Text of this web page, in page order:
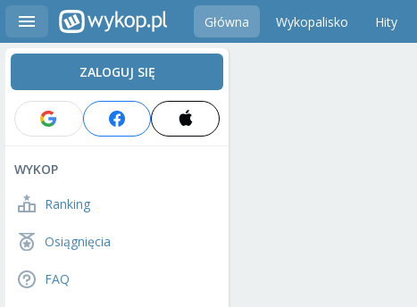
Główna Wykopalisko Hity
ZALOGUJ SIĘ
WYKOP
Ranking
Osiągnięcia
FAQ